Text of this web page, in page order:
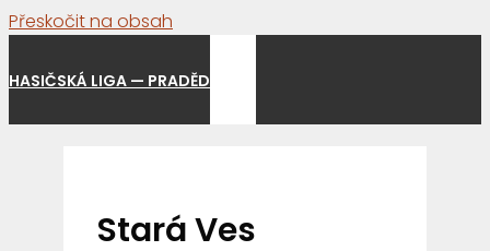
Přeskočit na obsah
HASIČSKÁ LIGA — PRADĚD
Stará Ves